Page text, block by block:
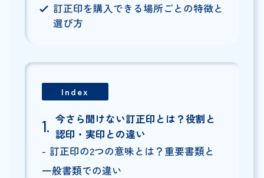
訂正印を購入できる場所ごとの特徴と
選び方
Index
今さら聞けない訂正印とは？役割と
認印・実印との違い
訂正印の2つの意味とは？重要書類と
一般書類での違い